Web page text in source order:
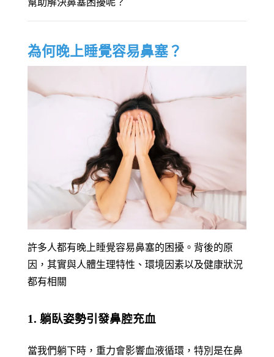
幫助解決鼻塞困擾呢？
為何晚上睡覺容易鼻塞？
許多人都有晚上睡覺容易鼻塞的困擾。背後的原
因，其實與人體生理特性、環境因素以及健康狀況
都有相關
1. 躺臥姿勢引發鼻腔充血
當我們躺下時，重力會影響血液循環，特別是在鼻